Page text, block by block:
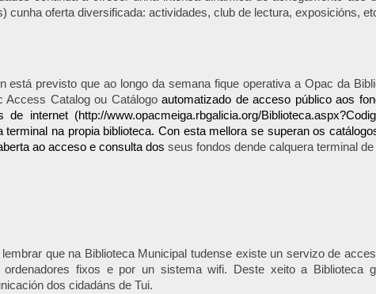
cunha oferta diversificada: actividades, club de lectura, exposicións,
está previsto que ao longo da semana fique operativa a Opac da
Access Catalog ou Catálogoautomatizado de acceso público aos
de internet (http://www.opacmeiga.rbgalicia.org/
terminal na propia biblioteca. Con esta mellora se superan os
ao acceso e consulta dos seus fondos dende calquera terminal de
lembrar que na Biblioteca Municipal tudense existe un servizo de
ordenadores fixos e por un sistema wifi. Deste xeito a Biblioteca
dos cidadáns de Tui.